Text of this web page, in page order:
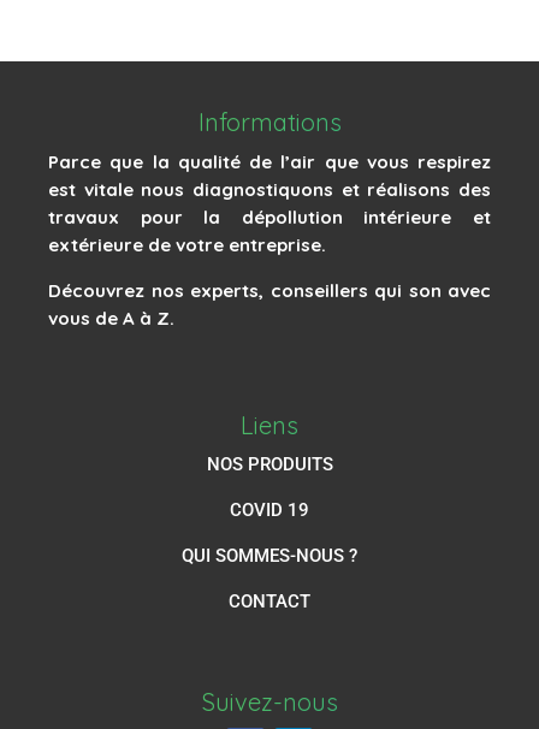
Informations
Parce que la qualité de l’air que vous respirez
est vitale nous diagnostiquons et réalisons des
travaux pour la dépollution intérieure et
extérieure de votre entreprise.
Découvrez nos experts, conseillers qui son avec
vous de A à Z.
Liens
NOS PRODUITS
COVID 19
QUI SOMMES-NOUS ?
CONTACT
Suivez-nous